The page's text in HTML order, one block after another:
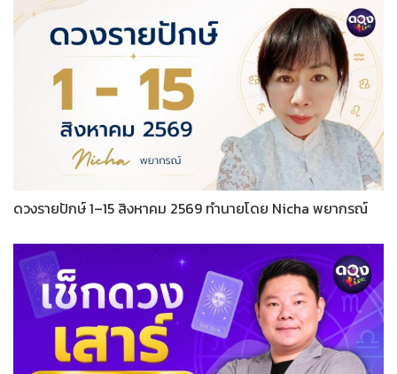
ดวงรายปักษ์ 1–15 สิงหาคม 2569 ทำนายโดย Nicha พยากรณ์